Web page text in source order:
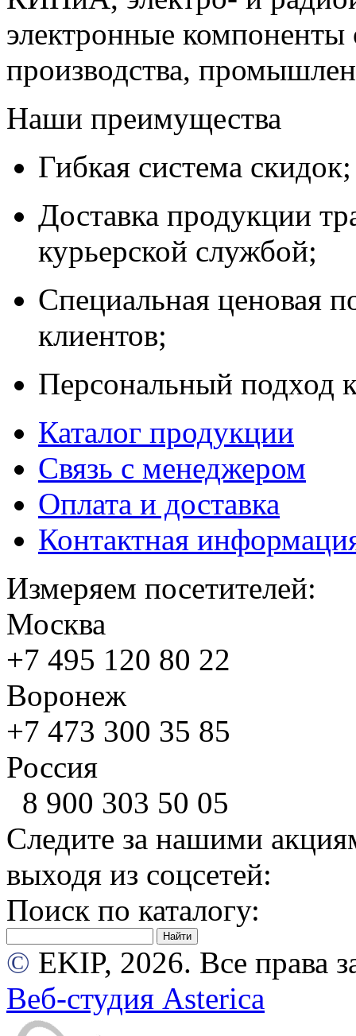
электронные компоненты
производства,
Наши преимущества
Гибкая система скидок;
Доставка продукции
курьерской службой;
Специальная ценовая
клиентов;
Персональный подход
Каталог продукции
Связь с менеджером
Оплата и доставка
Контактная
Измеряем посетителей:
Москва
+7 495 120 80 22
Воронеж
+7 473 300 35 85
Россия
8 900 303 50 05
Следите за нашими
выходя из соцсетей:
Поиск по каталогу:
© EKIP, 2026. Все права
Веб-студия Asterica